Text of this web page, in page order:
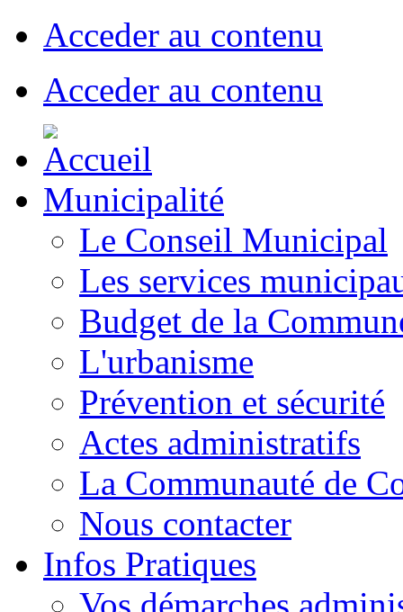
Acceder au contenu
Acceder au contenu
Municipalité
Le Conseil Municipal
Les services
Budget de la
L'urbanisme
Prévention et sécurité
Actes administratifs
La Communauté de
Nous contacter
Infos Pratiques